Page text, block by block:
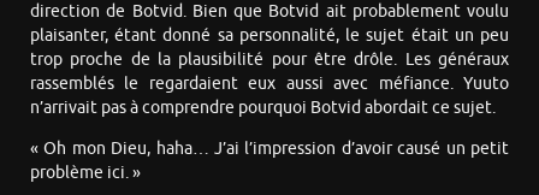
direction de Botvid. Bien que Botvid ait probablement voulu
plaisanter, étant donné sa personnalité, le sujet était un peu
trop proche de la plausibilité pour être drôle. Les généraux
rassemblés le regardaient eux aussi avec méfiance. Yuuto
n’arrivait pas à comprendre pourquoi Botvid abordait ce sujet.
« Oh mon Dieu, haha… J’ai l’impression d’avoir causé un petit
problème ici. »